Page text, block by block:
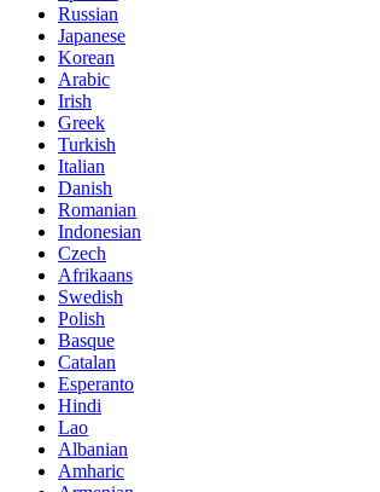
Russian
Japanese
Korean
Arabic
Irish
Greek
Turkish
Italian
Danish
Romanian
Indonesian
Czech
Afrikaans
Swedish
Polish
Basque
Catalan
Esperanto
Hindi
Lao
Albanian
Amharic